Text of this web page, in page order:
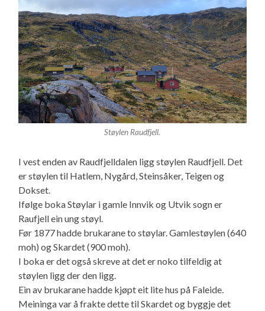
Støylen Raudfjell.
I vest enden av Raudfjelldalen ligg støylen Raudfjell. Det
er støylen til Hatlem, Nygård, Steinsåker, Teigen og
Dokset.
Ifølge boka Støylar i gamle Innvik og Utvik sogn er
Raufjell ein ung støyl.
Før 1877 hadde brukarane to støylar. Gamlestøylen (640
moh) og Skardet (900 moh).
I boka er det også skreve at det er noko tilfeldig at
støylen ligg der den ligg.
Ein av brukarane hadde kjøpt eit lite hus på Faleide.
Meininga var å frakte dette til Skardet og byggje det